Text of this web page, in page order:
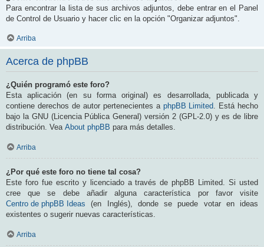
Para encontrar la lista de sus archivos adjuntos, debe entrar en el Panel
de Control de Usuario y hacer clic en la opción "Organizar adjuntos".
Arriba
Acerca de phpBB
¿Quién programó este foro?
Esta aplicación (en su forma original) es desarrollada, publicada y
contiene derechos de autor pertenecientes a phpBB Limited. Está hecho
bajo la GNU (Licencia Pública General) versión 2 (GPL-2.0) y es de libre
distribución. Vea About phpBB para más detalles.
Arriba
¿Por qué este foro no tiene tal cosa?
Este foro fue escrito y licenciado a través de phpBB Limited. Si usted
cree que se debe añadir alguna característica por favor visite
Centro de phpBB Ideas (en Inglés), donde se puede votar en ideas
existentes o sugerir nuevas características.
Arriba